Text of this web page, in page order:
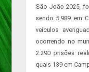
São João 2025,
sendo 5.989 em
veículos
ocorrendo no
2.290 prisões
quais 139 em